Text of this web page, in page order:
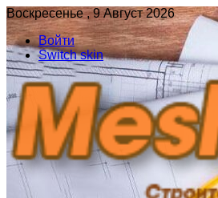
Воскресенье , 9 Август 2026
Войти
Switch skin